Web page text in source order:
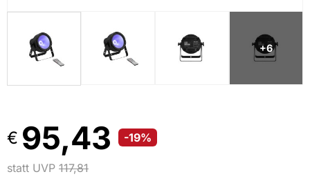
+6
€ 95,43 -19%
statt UVP 117,81